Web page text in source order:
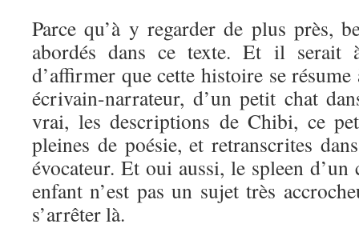
Parce qu’à y regarder de plus près,
abordés dans ce texte. Et il serait
d’affirmer que cette histoire se
écrivain-narrateur, d’un petit chat
vrai, les descriptions de Chibi, ce
pleines de poésie, et retranscrites
évocateur. Et oui aussi, le spleen d’un
enfant n’est pas un sujet très
s’arrêter là.